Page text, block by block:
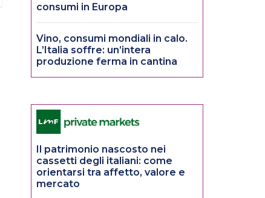
consumi in Europa
Vino, consumi mondiali in calo.
L’Italia soffre: un’intera
produzione ferma in cantina
Il patrimonio nascosto nei
cassetti degli italiani: come
orientarsi tra affetto, valore e
mercato